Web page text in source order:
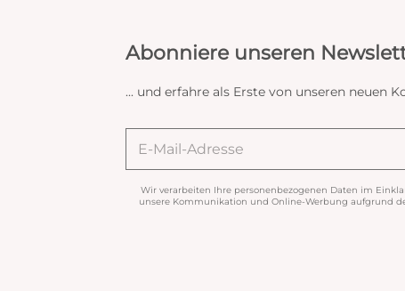
Abonniere unseren
... und erfahre als Erste von unseren neuen
Wir verarbeiten Ihre personenbezogenen Daten im
unsere Kommunikation und Online-Werbung aufgrund